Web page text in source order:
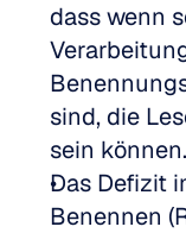
dass wenn
sind, die
sein können.
Das Defizit
Benennen